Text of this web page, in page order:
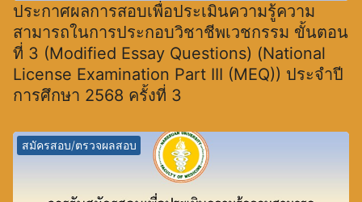
ประกาศผลการสอบเพื่อประเมินความรู้ความ
สามารถในการประกอบวิชาชีพเวชกรรม ขั้นตอน
ที่ 3 (Modified Essay Questions) (National
License Examination Part III (MEQ)) ประจำปี
การศึกษา 2568 ครั้งที่ 3
สมัครสอบ/ตรวจผลสอบ